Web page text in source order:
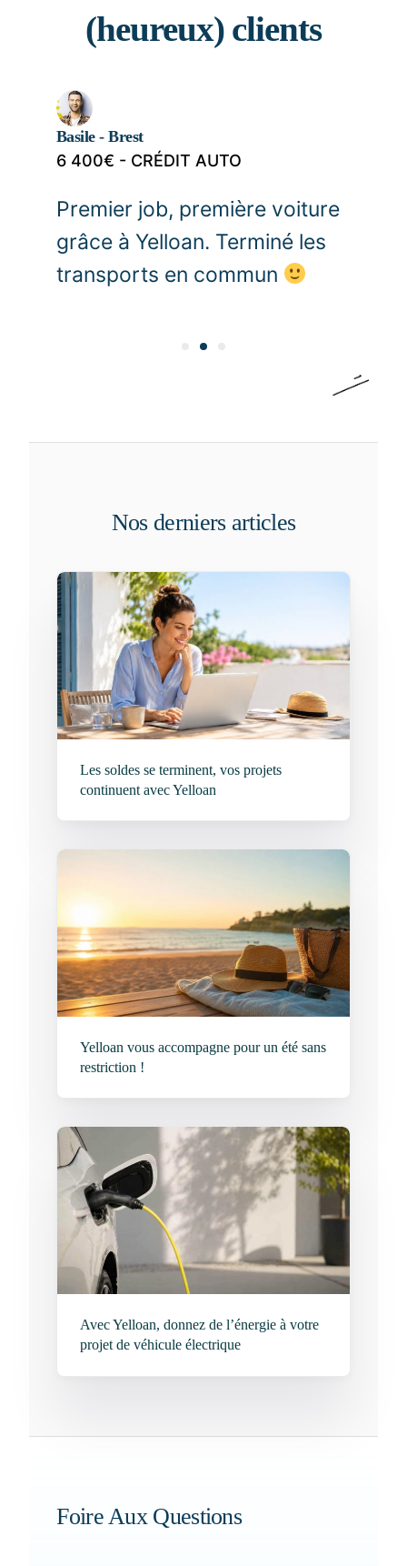
(heureux) clients
Basile - Brest
6 400€ - CRÉDIT AUTO
Premier job, première voiture
grâce à Yelloan. Terminé les
transports en commun
Nos derniers articles
Les soldes se terminent, vos projets
continuent avec Yelloan
Yelloan vous accompagne pour un été sans
restriction !
Avec Yelloan, donnez de l’énergie à votre
projet de véhicule électrique
Foire Aux Questions